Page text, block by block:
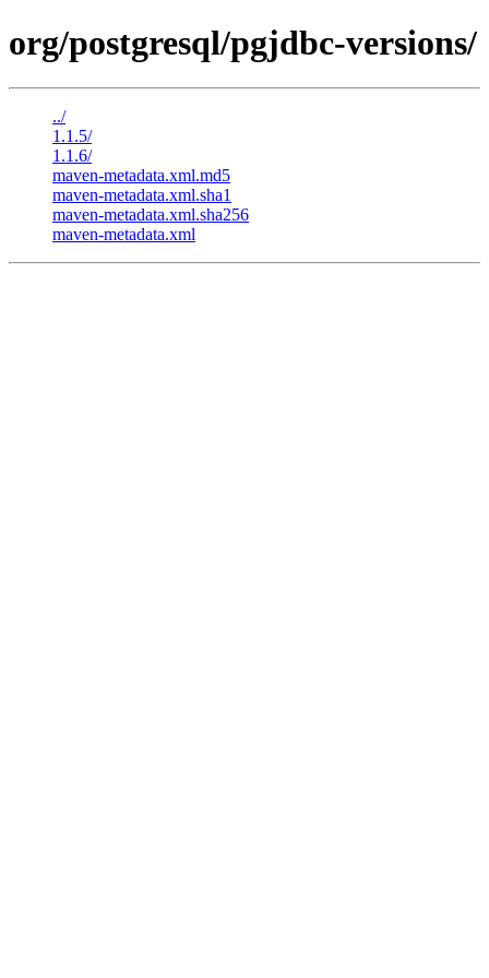
org/postgresql/pgjdbc-versions/
../
1.1.5/
1.1.6/
maven-metadata.xml.md5
maven-metadata.xml.sha1
maven-metadata.xml.sha256
maven-metadata.xml